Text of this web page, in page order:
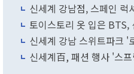
신세계 강남점, 스페인 럭
토이스토리 옷 입은 BTS,
신세계 강남 스위트파크 '
신세계百, 패션 행사 '스